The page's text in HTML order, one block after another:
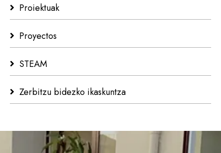
Proiektuak
Proyectos
STEAM
Zerbitzu bidezko ikaskuntza